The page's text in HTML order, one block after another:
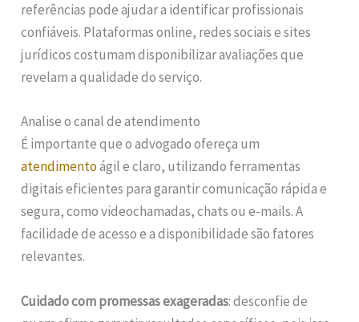
referências pode ajudar a identificar profissionais
confiáveis. Plataformas online, redes sociais e sites
jurídicos costumam disponibilizar avaliações que
revelam a qualidade do serviço.
Analise o canal de atendimento
É importante que o advogado ofereça um
atendimentoágil e claro, utilizando ferramentas
digitais eficientes para garantir comunicação rápida e
segura, como videochamadas, chats ou e-mails. A
facilidade de acesso e a disponibilidade são fatores
relevantes.
Cuidado com promessas exageradas: desconfie de